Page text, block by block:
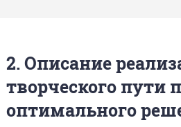
2. Описание
творческого пути
оптимального